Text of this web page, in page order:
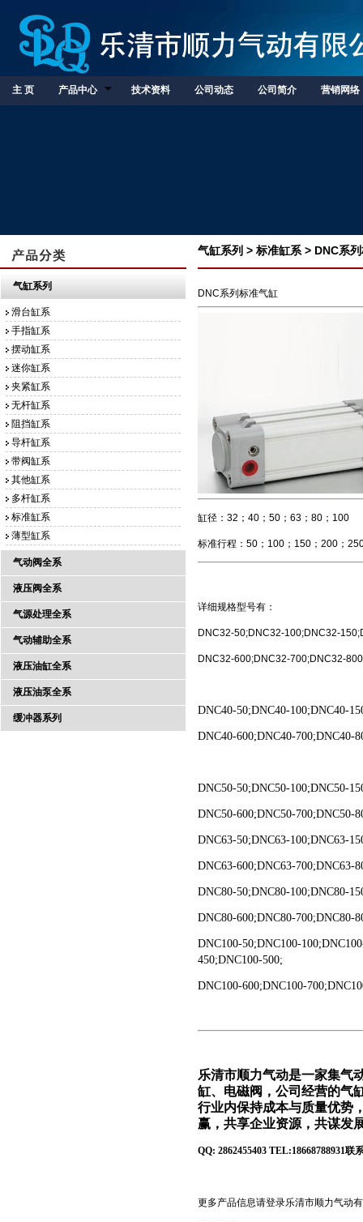
主 页 产品中心 技术资料 公司动态 公司简介 营销网络
气缸系列
滑台缸系
手指缸系
摆动缸系
迷你缸系
夹紧缸系
无杆缸系
阻挡缸系
导杆缸系
带阀缸系
其他缸系
多杆缸系
标准缸系
薄型缸系
气动阀全系
液压阀全系
气源处理全系
气动辅助全系
液压油缸全系
液压油泵全系
缓冲器系列
气缸系列 > 标准缸系 > DNC系
DNC系列标准气缸
缸径：32；40；50；63；80；100
标准行程：50；100；150；200；
详细规格型号有：
DNC32-50;DNC32-100;DNC32-
DNC32-600;DNC32-700;DNC32-
DNC40-50;DNC40-100;DNC40-
DNC40-600;DNC40-700;DNC40-
DNC50-50;DNC50-100;DNC50-
DNC50-600;DNC50-700;DNC50-
DNC63-50;DNC63-100;DNC63-
DNC63-600;DNC63-700;DNC63-
DNC80-50;DNC80-100;DNC80-
DNC80-600;DNC80-700;DNC80-
DNC100-50;DNC100-
450;DNC100-500;
DNC100-600;DNC100-
乐清市顺力气动是一家集气
缸、电磁阀，公司经营的气
行业内保持成本与质量优势
赢，共享企业资源，共谋发
QQ: 2862455403 TEL:18668788931联
更多产品信息请登录乐清市顺力气动